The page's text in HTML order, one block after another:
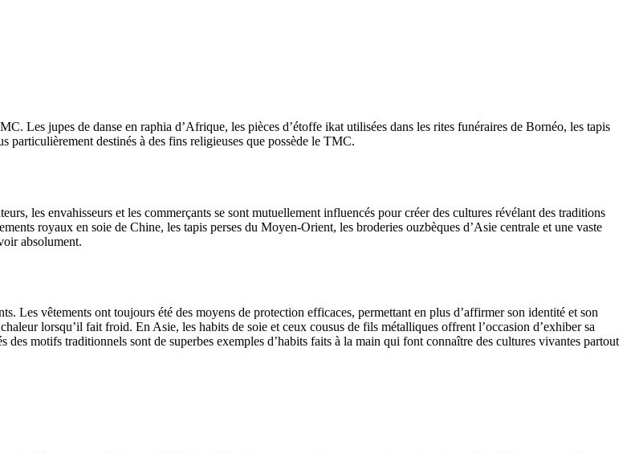
Les jupes de danse en raphia d’Afrique, les pièces d’étoffe ikat utilisées dans les rites funéraires de Bornéo, les tapis
particulièrement destinés à des fins religieuses que possède le TMC.
les envahisseurs et les commerçants se sont mutuellement influencés pour créer des cultures révélant des traditions
royaux en soie de Chine, les tapis perses du Moyen-Orient, les broderies ouzbèques d’Asie centrale et une vaste
absolument.
Les vêtements ont toujours été des moyens de protection efficaces, permettant en plus d’affirmer son identité et son
lorsqu’il fait froid. En Asie, les habits de soie et ceux cousus de fils métalliques offrent l’occasion d’exhiber sa
des motifs traditionnels sont de superbes exemples d’habits faits à la main qui font connaître des cultures vivantes partout